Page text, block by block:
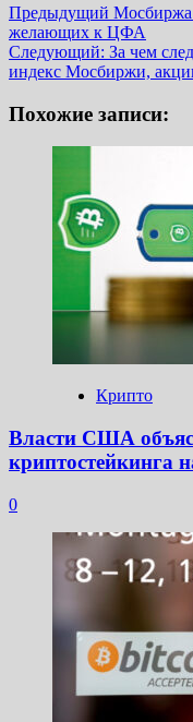
Навигация
записи
Предыдущий Мосбиржа
желающих к ЦФА
Следующий: За чем
индекс Мосбиржи,
Похожие записи:
Крипто
Власти США
криптостейкинга
0